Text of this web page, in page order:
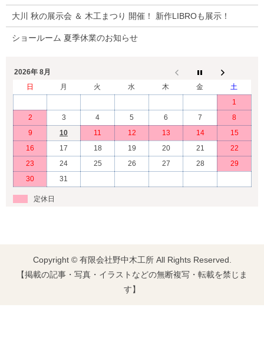
大川 秋の展示会 ＆ 木工まつり 開催！ 新作LIBROも展示！
ショールーム 夏季休業のお知らせ
2026年 8月
日
月 火 水 木 金
土
1
2
3 4 5 6 7
8
9
10 11 12 13 14
15
16
17 18 19 20 21
22
23
24 25 26 27 28
29
30
31
定休日
Copyright © 有限会社野中木工所 All Rights Reserved.
【掲載の記事・写真・イラストなどの無断複写・転載を禁じま
す】